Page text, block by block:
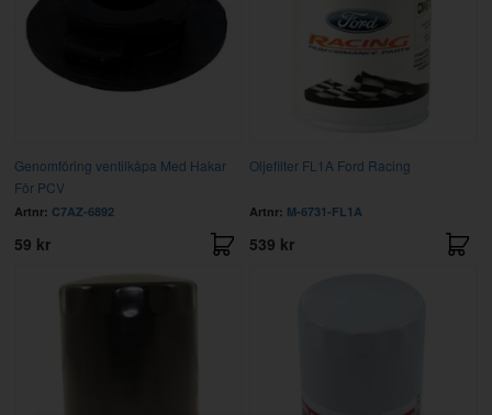
Genomföring ventilkåpa Med Hakar
För PCV
Artnr: C7AZ-6892
59 kr
Oljefilter FL1A Ford Racing
Artnr: M-6731-FL1A
539 kr